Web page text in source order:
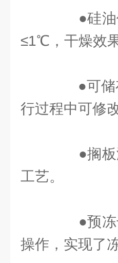
●硅油作
≤1℃，干燥效
●可储存
行过程中可修
●搁板温
工艺。
●预冻干
操作，实现了